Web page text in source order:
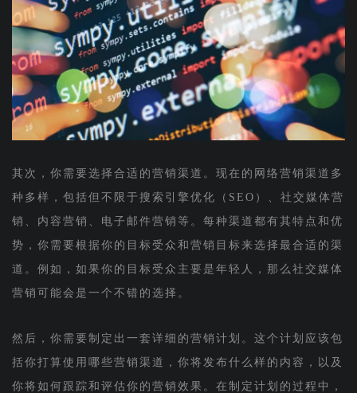
其次，你需要选择合适的营销渠道。现在的网络营销渠道多
种多样，包括但不限于搜索引擎优化（SEO）、社交媒体营
销、内容营销、电子邮件营销等。每种渠道都有其特点和优
势，你需要根据你的目标受众和营销目标来选择最合适的渠
道。例如，如果你的目标受众主要是年轻人，那么社交媒体
营销可能会是一个不错的选择。
然后，你需要制定出一套详细的营销计划。这个计划应该包
括你打算使用哪些营销渠道，你将发布什么样的内容，以及
你将如何跟踪和评估你的营销效果。在制定计划的过程中，